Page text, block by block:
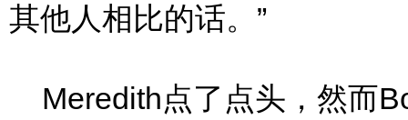
其他人相比的话。”
Meredith点了点头，然而